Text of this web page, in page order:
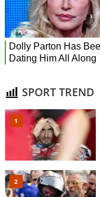
SPORT TREND